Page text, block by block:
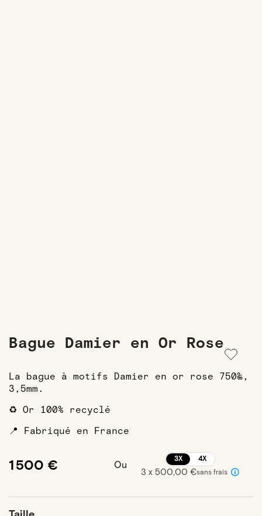
Bague Damier en Or Rose
La bague à motifs Damier en or rose 750‰,
3,5mm.
♻️ Or 100% recyclé
📍 Fabriqué en France
1 500 € Ou
3X 4X
3 x 500,00 €sans frais